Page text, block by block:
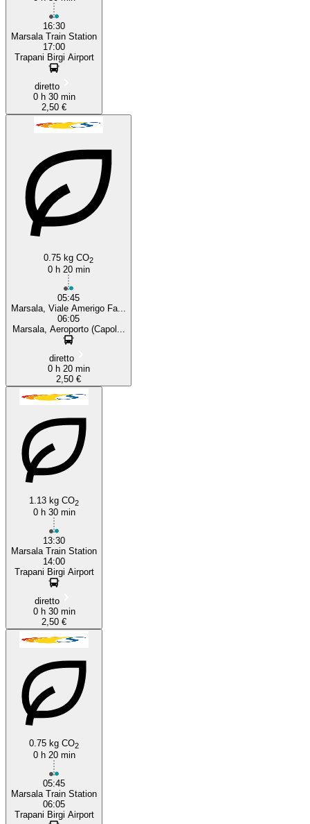
16:30
Marsala Train Station
17:00
Trapani Birgi Airport
diretto
0 h 30 min
2,50 €
0.75 kg CO2
0 h 20 min
05:45
Marsala, Viale Amerigo Fa...
06:05
Marsala, Aeroporto (Capol...
diretto
0 h 20 min
2,50 €
1.13 kg CO2
0 h 30 min
13:30
Marsala Train Station
14:00
Trapani Birgi Airport
diretto
0 h 30 min
2,50 €
0.75 kg CO2
0 h 20 min
05:45
Marsala Train Station
06:05
Trapani Birgi Airport